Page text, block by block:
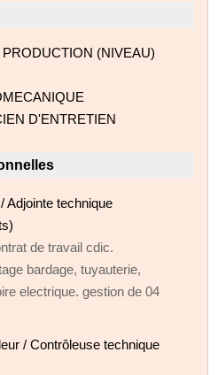
(NIVEAU)
D'ENTRETIEN
Adjointe technique
de travail cdic.
bardage, tuyauterie,
electrique. gestion de 04
/ Contrôleuse technique